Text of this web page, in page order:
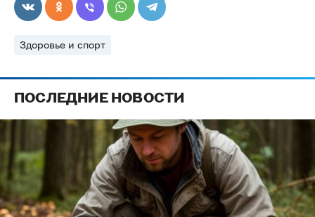
Здоровье и спорт
ПОСЛЕДНИЕ НОВОСТИ